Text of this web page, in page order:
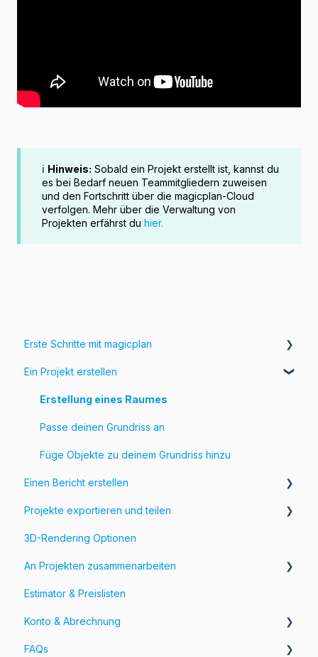
ℹ️ Hinweis: Sobald ein Projekt erstellt ist, kannst du
es bei Bedarf neuen Teammitgliedern zuweisen
und den Fortschritt über die magicplan-Cloud
verfolgen. Mehr über die Verwaltung von
Projekten erfährst du hier.
Erste Schritte mit magicplan
Einführung in magicplan
Erste Schritte
Ein Projekt erstellen
Erstellung eines Raumes
Passe deinen Grundriss an
Füge Objekte zu deinem Grundriss hinzu
Einen Bericht erstellen
Hinzufügen von Informationen und Bildern zu deinem
Projekte exportieren und teilen
Exportiere deine Projekte
Anpassen von Exporten
Teile deine Projekte
3D-Rendering Optionen
An Projekten zusammenarbeiten
Workspaces und Teams
Estimator & Preislisten
Konto & Abrechnung
Rechnungen
FAQs